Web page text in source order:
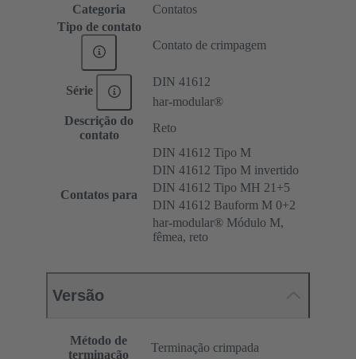
Categoria
Contatos
Tipo de contato
Contato de crimpagem
Série
DIN 41612
har-modular®
Descrição do
contato
Reto
Contatos para
DIN 41612 Tipo M
DIN 41612 Tipo M invertido
DIN 41612 Tipo MH 21+5
DIN 41612 Bauform M 0+2
har-modular® Módulo M,
fêmea, reto
Versão
Método de
terminação
Terminação crimpada